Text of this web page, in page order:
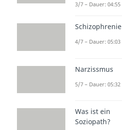
3/7 – Dauer: 04:55
Schizophrenie
4/7 – Dauer: 05:03
Narzissmus
5/7 – Dauer: 05:32
Was ist ein
Soziopath?